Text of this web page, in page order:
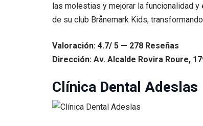
las molestias y mejorar la funcionalidad
de su club Brånemark Kids,
Valoración: 4.7/ 5 — 278 Reseñas
Dirección: Av. Alcalde Rovira Roure,
Clínica Dental Adeslas